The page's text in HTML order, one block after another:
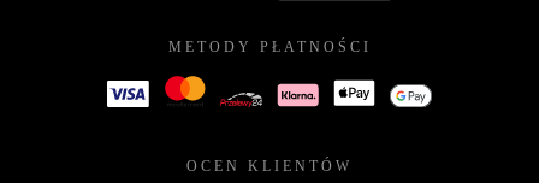
METODY PŁATNOŚCI
OCEN KLIENTÓW